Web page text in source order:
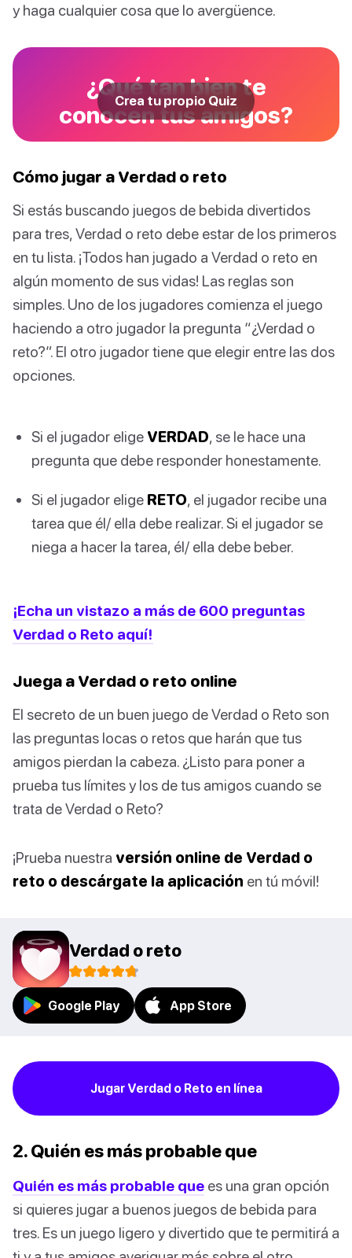
y haga cualquier cosa que lo avergüence.
¿Qué tan bien te
conocen tus amigos?
Crea tu propio Quiz
Cómo jugar a Verdad o reto
Si estás buscando juegos de bebida divertidos
para tres, Verdad o reto debe estar de los primeros
en tu lista. ¡Todos han jugado a Verdad o reto en
algún momento de sus vidas! Las reglas son
simples. Uno de los jugadores comienza el juego
haciendo a otro jugador la pregunta “¿Verdad o
reto?”. El otro jugador tiene que elegir entre las dos
opciones.
Si el jugador elige VERDAD, se le hace una
pregunta que debe responder honestamente.
Si el jugador elige RETO , el jugador recibe una
tarea que él/ ella debe realizar. Si el jugador se
niega a hacer la tarea, él/ ella debe beber.
¡Echa un vistazo a más de 600 preguntas
Verdad o Reto aquí!
Juega a Verdad o reto online
El secreto de un buen juego de Verdad o Reto son
las preguntas locas o retos que harán que tus
amigos pierdan la cabeza. ¿Listo para poner a
prueba tus límites y los de tus amigos cuando se
trata de Verdad o Reto?
¡Prueba nuestra versión online de Verdad o
reto o descárgate la aplicación en tú móvil!
Verdad o reto
Google Play App Store
Jugar Verdad o Reto en línea
2. Quién es más probable que
Quién es más probable que es una gran opción
si quieres jugar a buenos juegos de bebida para
tres. Es un juego ligero y divertido que te permitirá a